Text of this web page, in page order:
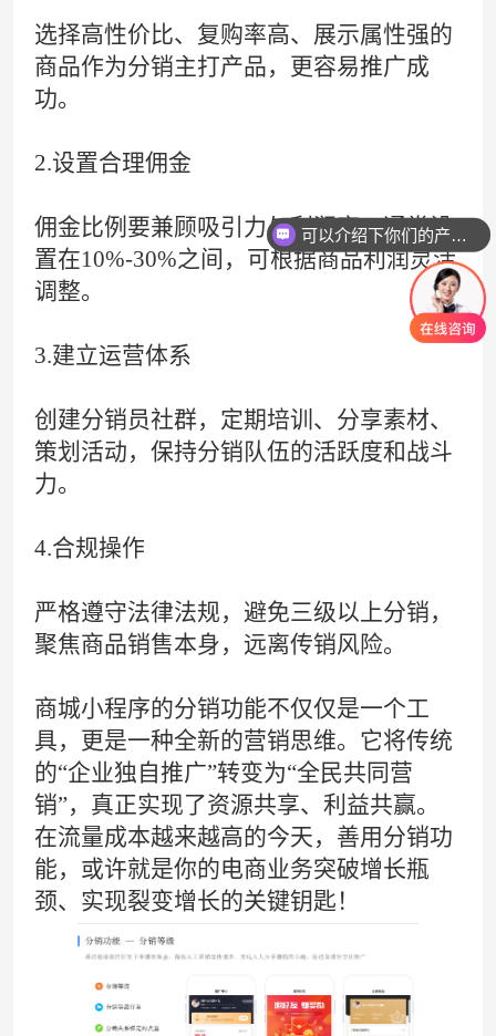
选择高性价比、复购率高、展示属性强的
商品作为分销主打产品，更容易推广成
功。
2.设置合理佣金
佣金比例要兼顾吸引力与利润率，通常设
置在10%-30%之间，可根据商品利润灵活
调整。
3.建立运营体系
创建分销员社群，定期培训、分享素材、
策划活动，保持分销队伍的活跃度和战斗
力。
4.合规操作
严格遵守法律法规，避免三级以上分销，
聚焦商品销售本身，远离传销风险。
商城小程序的分销功能不仅仅是一个工
具，更是一种全新的营销思维。它将传统
的“企业独自推广”转变为“全民共同营
销”，真正实现了资源共享、利益共赢。
在流量成本越来越高的今天，善用分销功
能，或许就是你的电商业务突破增长瓶
颈、实现裂变增长的关键钥匙！